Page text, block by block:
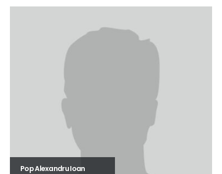
Pop Alexandru Ioan